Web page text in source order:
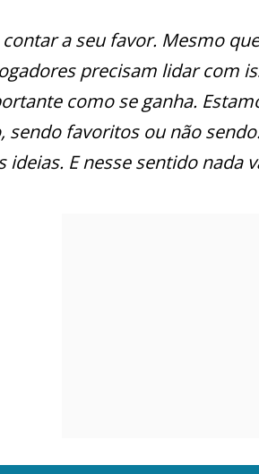
contar a seu favor. Mesmo
precisam lidar com
como se ganha.
sendo favoritos ou não
ideias. E nesse sentido nada